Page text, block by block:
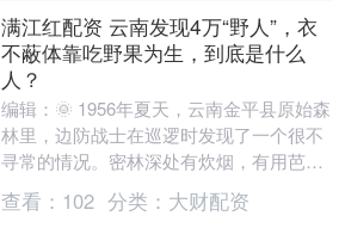
满江红配资 云南发现4万“野人”，衣
不蔽体靠吃野果为生，到底是什么
人？
编辑：🌞 1956年夏天，云南金平县原始森
林里，边防战士在巡逻时发现了一个很不
寻常的情况。密林深处有炊烟，有用芭蕉
叶和树枝搭成的棚子，还有一些衣不蔽体
的人在林子....
查看： 102 分类： 大财配资